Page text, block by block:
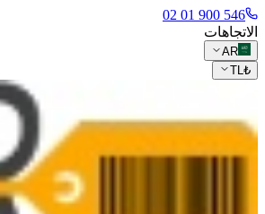
546 900 01 02
الاتجاهات
AR
₺
TL